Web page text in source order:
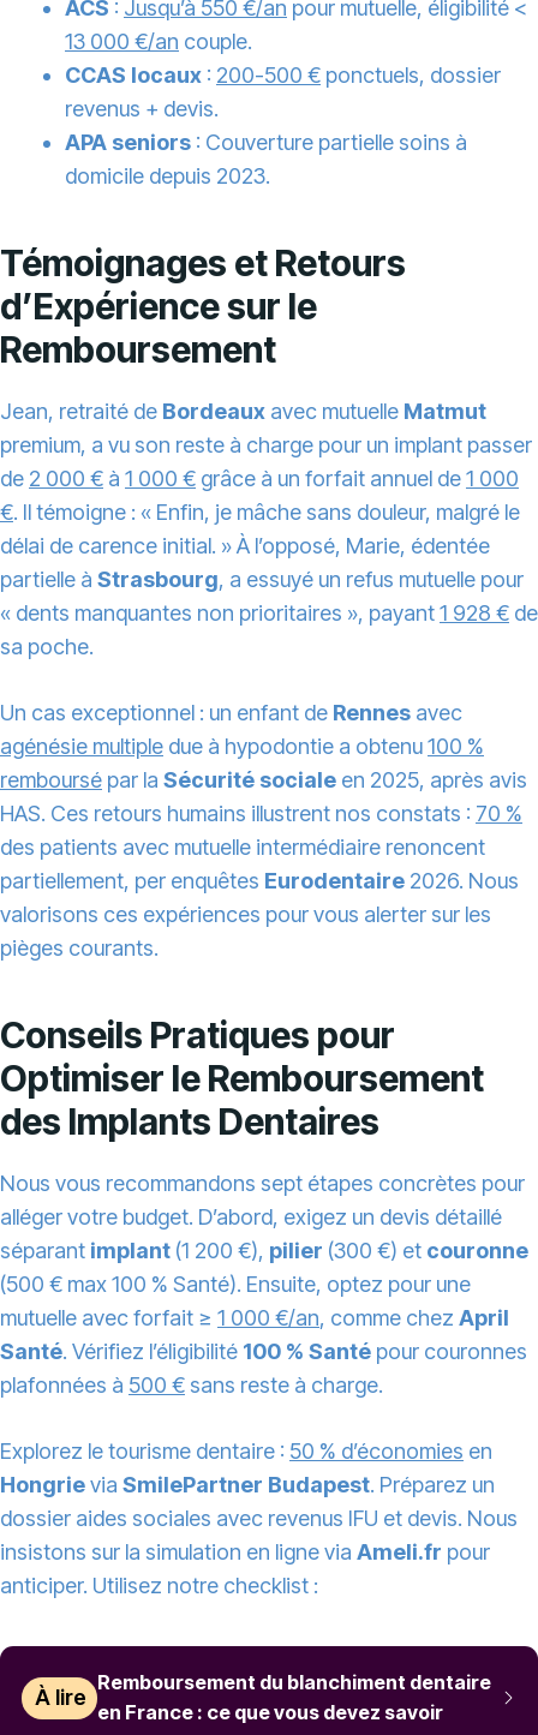
ACS : Jusqu’à 550 €/an pour mutuelle, éligibilité <
13 000 €/an couple.
CCAS locaux : 200-500 € ponctuels, dossier
revenus + devis.
APA seniors : Couverture partielle soins à
domicile depuis 2023.
Témoignages et Retours
d’Expérience sur le
Remboursement
Jean, retraité de Bordeaux avec mutuelle Matmut
premium, a vu son reste à charge pour un implant passer
de 2 000 € à 1 000 € grâce à un forfait annuel de1 000
€. Il témoigne : « Enfin, je mâche sans douleur, malgré le
délai de carence initial. » À l’opposé, Marie, édentée
partielle à Strasbourg, a essuyé un refus mutuelle pour
« dents manquantes non prioritaires », payant1 928 € de
sa poche.
Un cas exceptionnel : un enfant de Rennes avec
agénésie multiple due à hypodontie a obtenu100 %
remboursé par la Sécurité sociale en 2025, après avis
HAS. Ces retours humains illustrent nos constats : 70 %
des patients avec mutuelle intermédiaire renoncent
partiellement, per enquêtes Eurodentaire 2026. Nous
valorisons ces expériences pour vous alerter sur les
pièges courants.
Conseils Pratiques pour
Optimiser le Remboursement
des Implants Dentaires
Nous vous recommandons sept étapes concrètes pour
alléger votre budget. D’abord, exigez un devis détaillé
séparant implant (1 200 €), pilier (300 €) et couronne
(500 € max 100 % Santé). Ensuite, optez pour une
mutuelle avec forfait ≥ 1 000 €/an, comme chez April
Santé. Vérifiez l’éligibilité 100 % Santé pour couronnes
plafonnées à 500 € sans reste à charge.
Explorez le tourisme dentaire : 50 % d’économies en
Hongrievia SmilePartner Budapest. Préparez un
dossier aides sociales avec revenus IFU et devis. Nous
insistons sur la simulation en ligne via Ameli.fr pour
anticiper. Utilisez notre checklist :
À lire
Remboursement du blanchiment dentaire
en France : ce que vous devez savoir